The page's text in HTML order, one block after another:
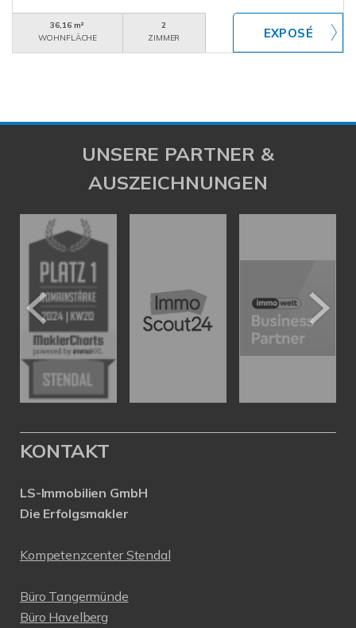
36,16 m²
WOHNFLÄCHE
2
ZIMMER
UNSERE PARTNER &
AUSZEICHNUNGEN
KONTAKT
LS-Immobilien GmbH
Die Erfolgsmakler
Kompetenzcenter Stendal
Büro Tangermünde
Büro Havelberg